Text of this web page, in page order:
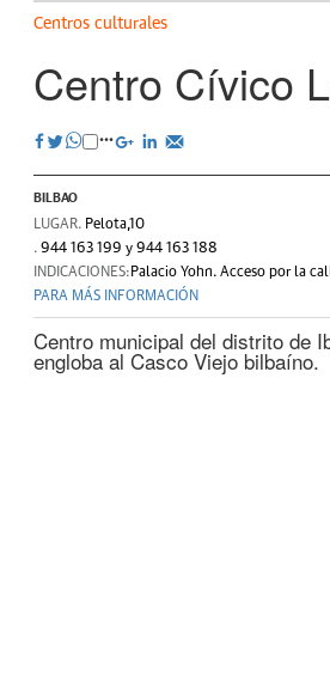
Centros culturales
Centro Cívico
BILBAO
LUGAR. Pelota,10
. 944 163 199 y 944 163 188
INDICACIONES: Palacio Yohn. Acceso por la
PARA MÁS INFORMACIÓN
Centro municipal del distrito de
engloba al Casco Viejo bilbaíno.